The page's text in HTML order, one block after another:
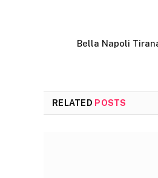
Bella Napoli
RELATED POSTS